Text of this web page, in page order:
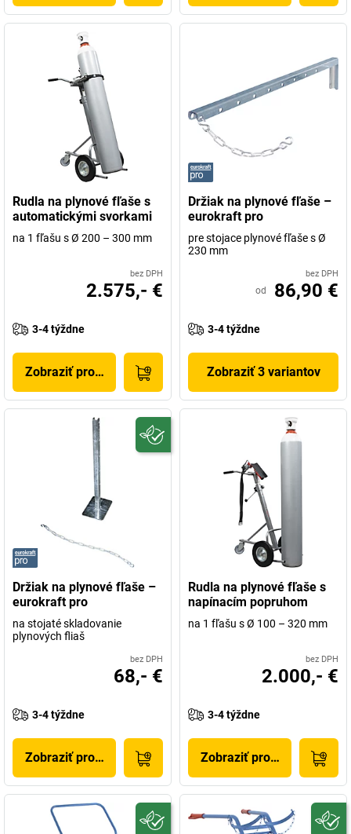
Rudla na plynové fľaše s
automatickými svorkami
na 1 fľašu s Ø 200 – 300 mm
bez DPH
2.575,- €
3-4 týždne
Zobraziť produkt
Držiak na plynové fľaše –
eurokraft pro
pre stojace plynové fľaše s Ø
230 mm
bez DPH
od 86,90 €
3-4 týždne
Zobraziť 3 variantov
Držiak na plynové fľaše –
eurokraft pro
na stojaté skladovanie
plynových fliaš
bez DPH
68,- €
3-4 týždne
Zobraziť produkt
Rudla na plynové fľaše s
napínacím popruhom
na 1 fľašu s Ø 100 – 320 mm
bez DPH
2.000,- €
3-4 týždne
Zobraziť produkt